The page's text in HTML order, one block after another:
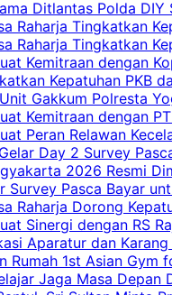
Ditlantas Polda
Raharja Tingkatkan
Raharja Tingkatkan
Kemitraan dengan
Kepatuhan PKB
Gakkum Polresta
Kemitraan dengan
Peran Relawan
Day 2 Survey
2026 Resmi
Survey Pasca Bayar
Raharja Dorong
Sinergi dengan RS
Aparatur dan
Rumah 1st Asian Gym
Jaga Masa Depan